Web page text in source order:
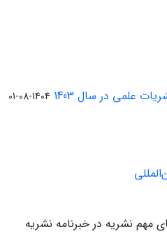
علمی در سال 1403 1404-08-01
مهم نشریه در خبرنامه نشریه